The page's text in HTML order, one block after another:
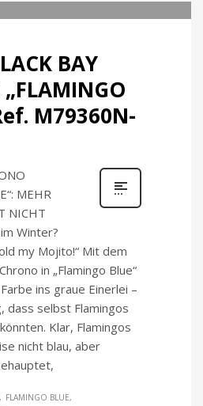
BAY
M79360N-
MEHR
NICHT
Winter?
my Mojito!“ Mit dem
in „Flamingo Blue“
ins graue Einerlei –
dass selbst Flamingos
Klar, Flamingos
nicht blau, aber
FLAMINGO BLUE